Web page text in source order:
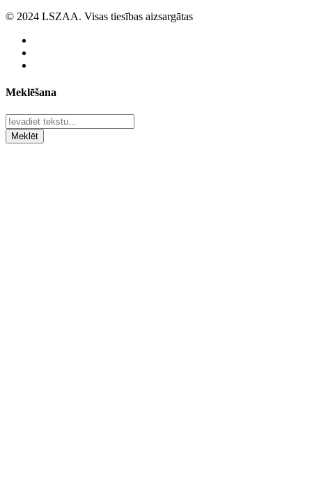
© 2024 LSZAA. Visas tiesības aizsargātas
Meklēšana
Meklēt